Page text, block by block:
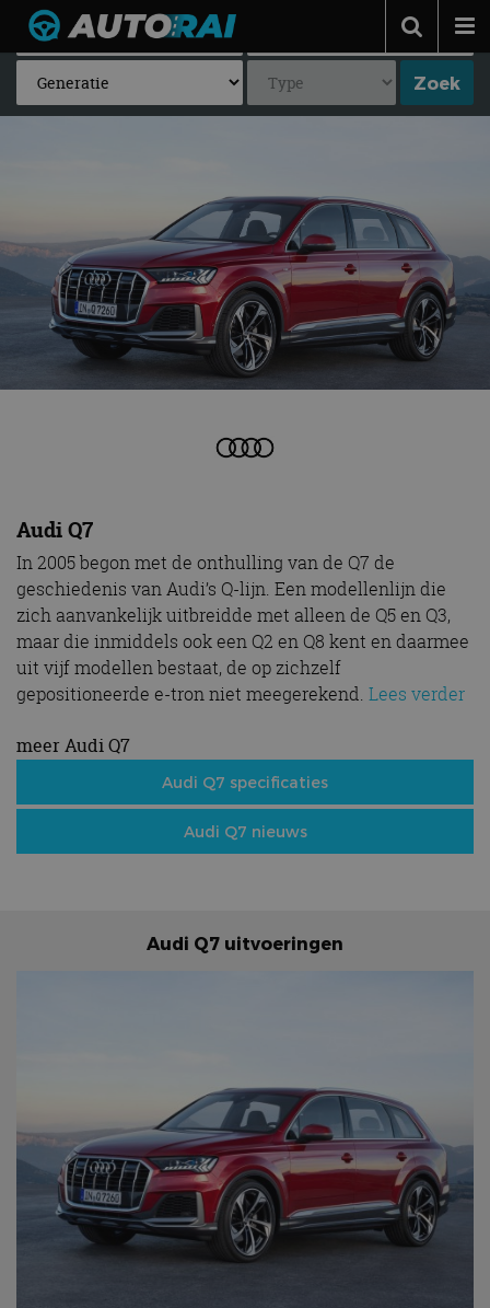
Autonieuws
Podcast
Adverteren
Contact
MotorRAI.nl
Audi Q7
In 2005 begon met de onthulling van de Q7 de
geschiedenis van Audi’s Q-lijn. Een modellenlijn die
zich aanvankelijk uitbreidde met alleen de Q5 en Q3,
maar die inmiddels ook een Q2 en Q8 kent en daarmee
uit vijf modellen bestaat, de op zichzelf
gepositioneerde e-tron niet meegerekend. Lees verder
meer Audi Q7
Audi Q7 specificaties
Audi Q7 nieuws
Audi Q7 uitvoeringen